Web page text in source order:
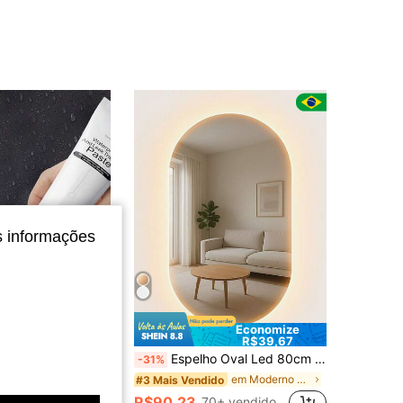
Economize
R$39,67
-31% Espelho Oval Led 80cm Grande de Parede Sem Fio + Suporte
#3 Mais Vendido em Moderno Adesivos para casa
informações